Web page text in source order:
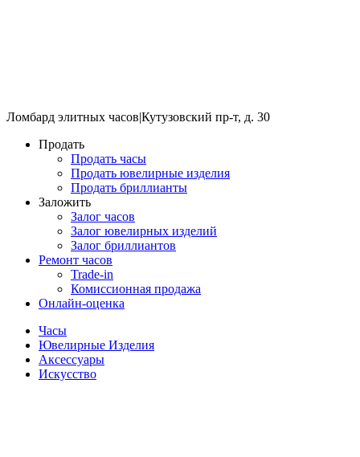
Ломбард элитных часов|Кутузовский пр-т, д. 30
Продать
Продать часы
Продать ювелирные изделия
Продать бриллианты
Заложить
Залог часов
Залог ювелирных изделий
Залог бриллиантов
Ремонт часов
Trade-in
Комиссионная продажа
Онлайн-оценка
Часы
Ювелирные Изделия
Аксессуары
Искусство